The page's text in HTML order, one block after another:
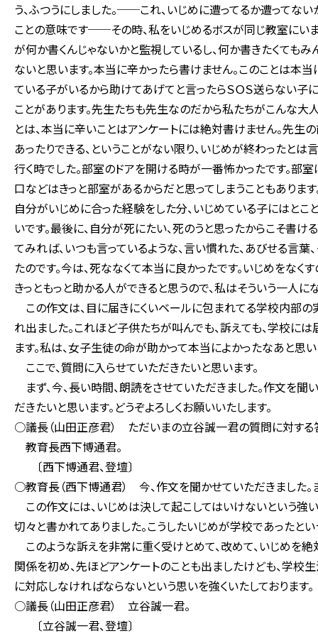
う、ふつうにしました。──これ、いじめに遭ってるか遭ってな
ことの意味です──その時、私をいじめるボスが同じ教室にい
が何か書くんじゃないかと監視しているし、何か書きたくても
ないと思います。本当に辛かったら書けません。このことは本
ている子がいるから助けてあげてと言ったらＳＯＳ送らない
ことがあります。先生たちも先生なのだから私たちがこんな大
とは、本当に辛いことはアンケートには絶対書けません。先
あったりできる、ということがない限り、いじめが終わったと
行く時でした。部室のドアを開ける時が一番怖かったです。部
口などはきっと部室があるからだと思ってしまうこともありま
自分がいじめに合った経験をした分、いじめている子にはとこ
いです。最後に、自分が死にたい、死のうと思ったからこそ書
てみれば、いつも言っているような、言い慣れた、あびせる言
たのです。今は、死ななくて本当に良かったです。いじめをな
きっともっと助かる人ができると思うので、私はそういう一人に
この作文は、目に届きにくいベールに包まれてる学校内部の
れ出ました。これほど子供たちが叫んでも、訴えても、学校に
ます。私は、女子生徒の命が助かって本当によかったなあと思い
ここで、質問に入らせていただきたいと思います。
まず、今、長い時間、朗読をさせていただきました。作文を
だきたいと思います。どうぞよろしくお願いいたします。
○議長（山田正彦君） ただいまの立谷誠一君の質問に対する
教育長西下博通君。
〔西下博通君、登壇〕
○教育長（西下博通君） 今、作文を聞かせていただきました。
この作文には、いじめは決して起こしてはいけないという強
切々と書かれてありました。こうしたいじめが学校であったと
このような訴えを非常に重く受けとめて、改めて、いじめを
関係を初め、先ほどアンケートのことも出ましたけども、学校
に対応しなければならないという思いを強くいたしております。
○議長（山田正彦君） 立谷誠一君。
〔立谷誠一君、登壇〕